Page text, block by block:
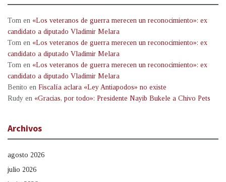
Tom en «Los veteranos de guerra merecen un reconocimiento»: ex
candidato a diputado Vladimir Melara
Tom en «Los veteranos de guerra merecen un reconocimiento»: ex
candidato a diputado Vladimir Melara
Tom en «Los veteranos de guerra merecen un reconocimiento»: ex
candidato a diputado Vladimir Melara
Benito en Fiscalía aclara «Ley Antiapodos» no existe
Rudy en «Gracias, por todo»: Presidente Nayib Bukele a Chivo Pets
Archivos
agosto 2026
julio 2026